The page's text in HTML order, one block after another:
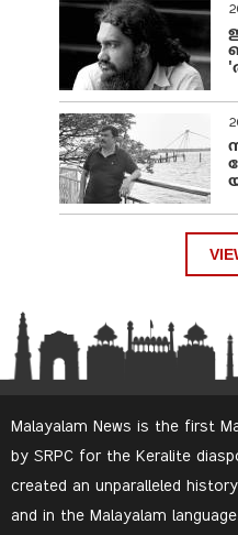
Malayalam News is the first
by SRPC for the Keralite
created an unparalleled
and in the Malayalam